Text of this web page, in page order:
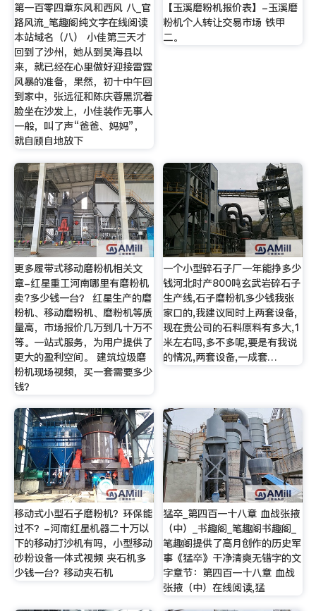
第一百零四章东风和西风 八_官
路风流_笔趣阁纯文字在线阅读
本站域名（八） 小佳第三天才
回到了沙州，她从到吴海县以
来，就已经在心里做好迎接雷霆
风暴的准备，果然，初十中午回
到家中，张远征和陈庆蓉黑沉着
脸坐在沙发上，小佳装作无事人
一般，叫了声“爸爸、妈妈”，
就自顾自地放下
【玉溪磨粉机报价表】-玉溪磨
粉机个人转让交易市场 铁甲
二。
更多履带式移动磨粉机相关文
章-红星重工河南哪里有磨粉机
卖?多少钱一台？ 红星生产的磨
粉机、移动磨粉机、磨粉机等质
量高，市场报价几万到几十万不
等。一站式服务，为用户提供了
更大的盈利空间。 建筑垃圾磨
粉机现场视频，买一套需要多少
钱？
一个小型碎石子厂一年能挣多少
钱河北时产800吨玄武岩碎石子
生产线,石子磨粉机多少钱我张
家口的,我建议同时上两套设备,
现在贵公司的石料原料有多大,1
米左右吗,多不多呢,要是有我说
的情况,两套设备,一成套…
移动式小型石子磨粉机？环保能
过不？-河南红星机器二十万以
下的移动打沙机有吗，小型移动
砂粉设备一体式视频 夹石机多
少钱一台？移动夹石机
猛卒_第四百一十八章 血战张掖
（中）_书趣阁_笔趣阁书趣阁_
笔趣阁提供了高月创作的历史军
事《猛卒》干净清爽无错字的文
字章节：第四百一十八章 血战
张掖（中）在线阅读,猛